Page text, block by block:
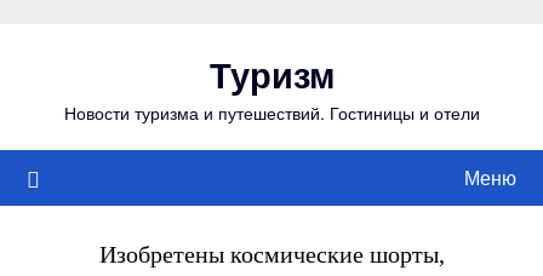
Туризм
Новости туризма и путешествий. Гостиницы и отели
Меню
Изобретены космические шорты,